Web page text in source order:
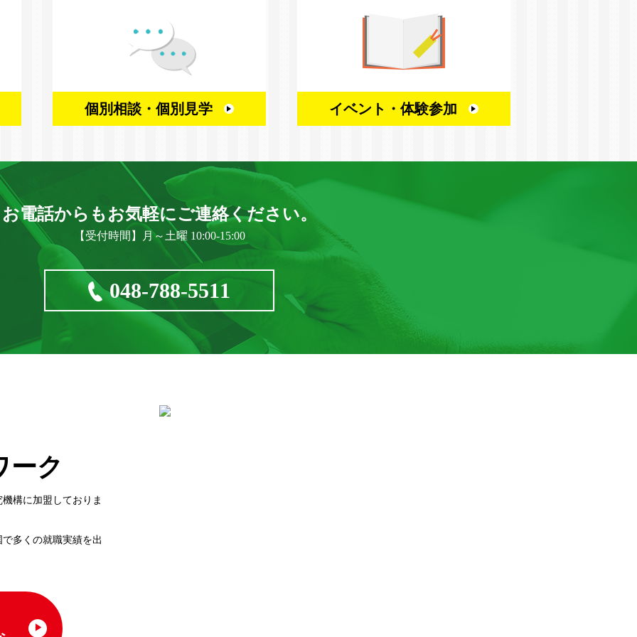
個別相談・ 個別見学 イベント・ 体験参加
お電話からもお気軽にご連絡ください。
【受付時間】月～土曜 10:00-15:00
048-788-5511
ーク
構に加盟しておりま
多くの就職実績を出